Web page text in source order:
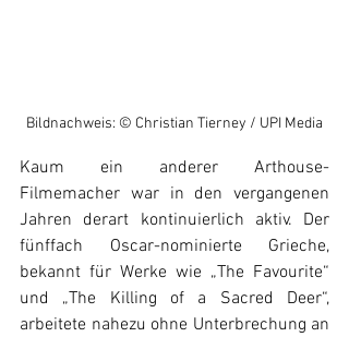
Bildnachweis: © Christian Tierney / UPI Media
Kaum ein anderer Arthouse-
Filmemacher war in den vergangenen
Jahren derart kontinuierlich aktiv. Der
fünffach Oscar-nominierte Grieche,
bekannt für Werke wie „The Favourite“
und „The Killing of a Sacred Deer“,
arbeitete nahezu ohne Unterbrechung an